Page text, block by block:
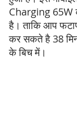
Charging 65W
है। ताकि आप
कर सकते है 38
के बिच में।